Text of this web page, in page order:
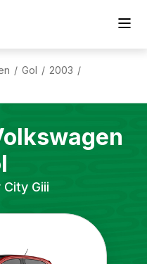
/ Gol / 2003 /
City Giii